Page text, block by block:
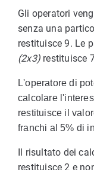
Gli operatori
senza una
restituisce 9. Le
(2x3) restituisce
L'operatore di
calcolare
restituisce il
franchi al 5% di
Il risultato dei
restituisce 2 e